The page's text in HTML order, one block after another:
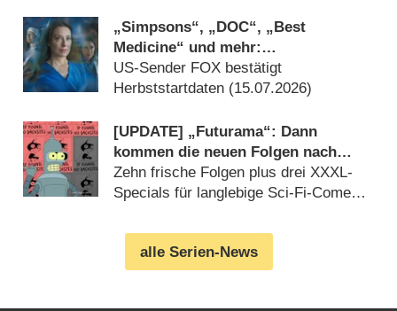
„Simpsons“, „DOC“, „Best
Medicine“ und mehr:
Rückkehrtermine stehen fest
US-Sender FOX bestätigt
Herbststartdaten (15.07.2026)
[UPDATE] „Futurama“: Dann
kommen die neuen Folgen nach
Deutschland
Zehn frische Folgen plus drei XXXL-
Specials für langlebige Sci-Fi-Comedy
alle Serien-News